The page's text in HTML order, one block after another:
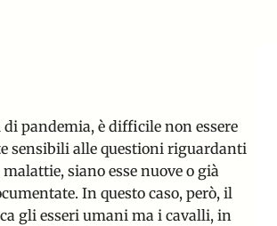
pandemia, è difficile non essere
sensibili alle questioni riguardanti
siano esse nuove o già
In questo caso, però, il
gli esseri umani ma i cavalli, in